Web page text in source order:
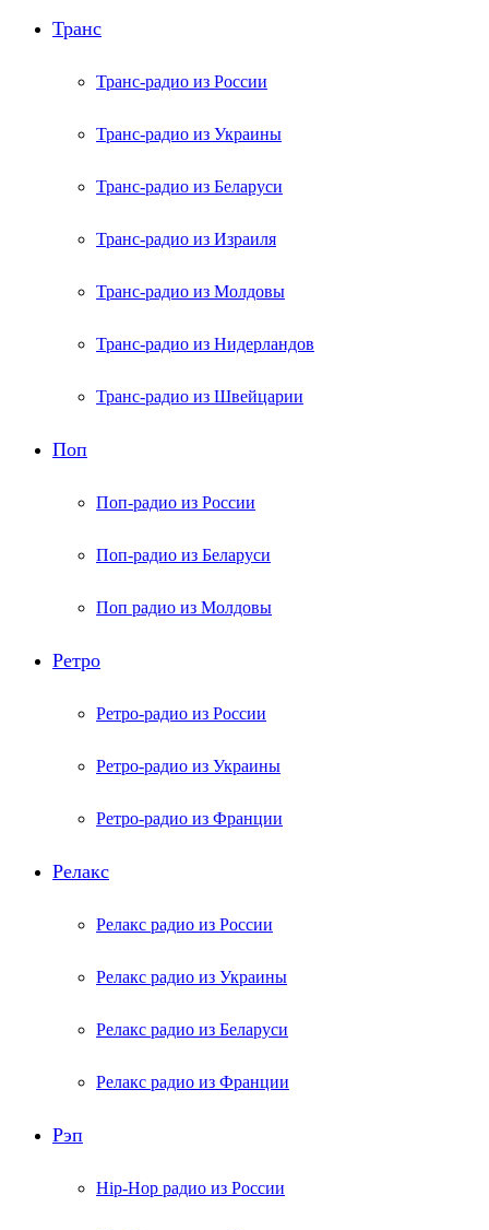
Транс
Транс-радио из России
Транс-радио из Украины
Транс-радио из Беларуси
Транс-радио из Израиля
Транс-радио из Молдовы
Транс-радио из Нидерландов
Транс-радио из Швейцарии
Поп
Поп-радио из России
Поп-радио из Беларуси
Поп радио из Молдовы
Ретро
Ретро-радио из России
Ретро-радио из Украины
Ретро-радио из Франции
Релакс
Релакс радио из России
Релакс радио из Украины
Релакс радио из Беларуси
Релакс радио из Франции
Рэп
Hip-Hop радио из России